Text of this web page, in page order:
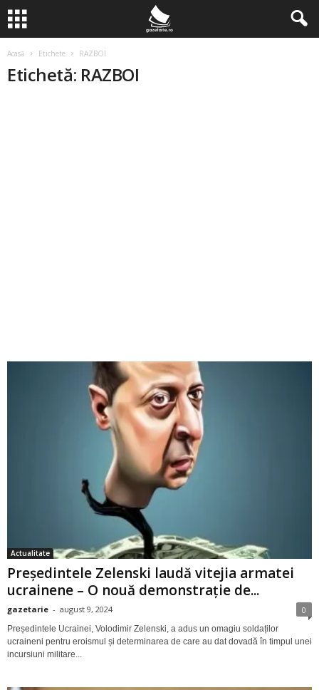
Acasă Etichete RAZBOI
Etichetă: RAZBOI
Actualitate
Președintele Zelenski laudă vitejia armatei
ucrainene – O nouă demonstrație de...
gazetarie - august 9, 2024 0
Președintele Ucrainei, Volodimir Zelenski, a adus un omagiu soldaților
ucraineni pentru eroismul și determinarea de care au dat dovadă în timpul unei
incursiuni militare...